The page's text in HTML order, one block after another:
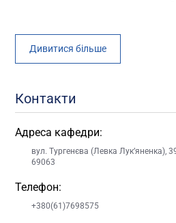
Дивитися більше
Контакти
Адреса кафедри:
вул. Тургенєва (Левка Лук’яненка),
69063
Телефон:
+380(61)7698575